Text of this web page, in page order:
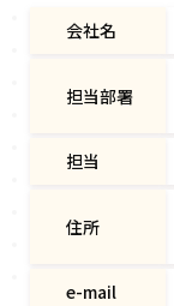
会社名
担当部署
担当
住所
e-mail